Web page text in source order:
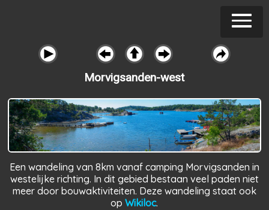
Morvigsanden-west
Een wandeling van 8km vanaf camping Morvigsanden in
westelijke richting. In dit gebied bestaan veel paden niet
meer door bouwaktiviteiten. Deze wandeling staat ook
opWikiloc.